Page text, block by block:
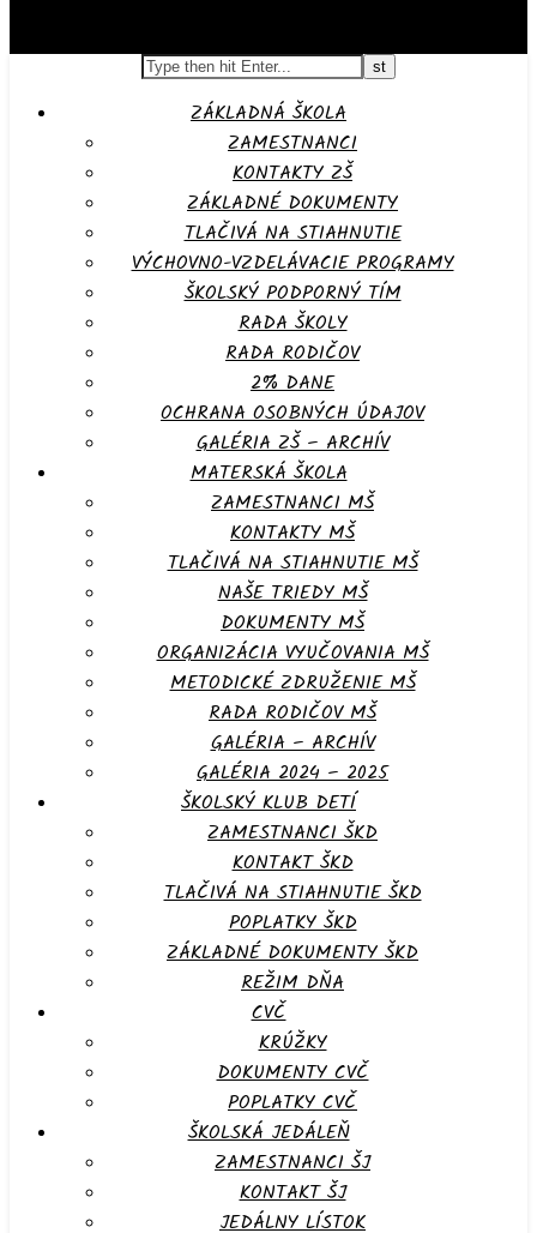
ZÁKLADNÁ ŠKOLA
ZAMESTNANCI
KONTAKTY ZŠ
ZÁKLADNÉ DOKUMENTY
TLAČIVÁ NA STIAHNUTIE
VÝCHOVNO-VZDELÁVACIE PROGRAMY
ŠKOLSKÝ PODPORNÝ TÍM
RADA ŠKOLY
RADA RODIČOV
2% DANE
OCHRANA OSOBNÝCH ÚDAJOV
GALÉRIA ZŠ – ARCHÍV
MATERSKÁ ŠKOLA
ZAMESTNANCI MŠ
KONTAKTY MŠ
TLAČIVÁ NA STIAHNUTIE MŠ
NAŠE TRIEDY MŠ
DOKUMENTY MŠ
ORGANIZÁCIA VYUČOVANIA MŠ
METODICKÉ ZDRUŽENIE MŠ
RADA RODIČOV MŠ
GALÉRIA – ARCHÍV
GALÉRIA 2024 – 2025
ŠKOLSKÝ KLUB DETÍ
ZAMESTNANCI ŠKD
KONTAKT ŠKD
TLAČIVÁ NA STIAHNUTIE ŠKD
POPLATKY ŠKD
ZÁKLADNÉ DOKUMENTY ŠKD
REŽIM DŇA
CVČ
KRÚŽKY
DOKUMENTY CVČ
POPLATKY CVČ
ŠKOLSKÁ JEDÁLEŇ
ZAMESTNANCI ŠJ
KONTAKT ŠJ
JEDÁLNY LÍSTOK